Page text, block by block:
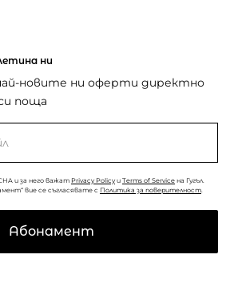
ни
новите ни оферти директно
поща
и за него важат Privacy Policy и Terms of Service на Гугъл.
вие се съгласявате с Политика за поверителност
Абонамент